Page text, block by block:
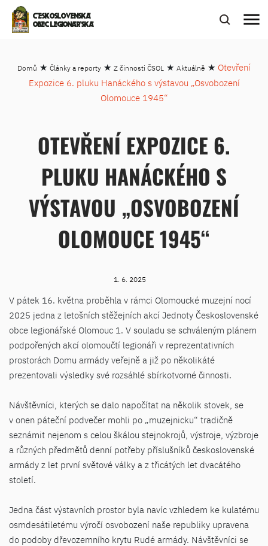
ČESKOSLOVENSKÁ
OBEC LEGIONÁŘSKÁ
menu
Domů ★ Články a reporty ★ Z činnosti ČSOL ★ Aktuálně ★ Otevření
Expozice 6. pluku Hanáckého s výstavou „Osvobození
Olomouce 1945“
OTEVŘENÍ EXPOZICE 6.
PLUKU HANÁCKÉHO S
VÝSTAVOU „OSVOBOZENÍ
OLOMOUCE 1945“
1. 6. 2025
V pátek 16. května proběhla v rámci Olomoucké muzejní nocí
2025 jedna z letošních stěžejních akcí Jednoty Československé
obce legionářské Olomouc 1. V souladu se schváleným plánem
podpořených akcí olomoučtí legionáři v reprezentativních
prostorách Domu armády veřejně a již po několikáté
prezentovali výsledky své rozsáhlé sbírkotvorné činnosti.
Návštěvníci, kterých se dalo napočítat na několik stovek, se
v onen páteční podvečer mohli po „muzejnicku“ tradičně
seznámit nejenom s celou škálou stejnokrojů, výstroje, výzbroje
a různých předmětů denní potřeby příslušníků československé
armády z let první světové války a z třicátých let dvacátého
století.
Jedna část výstavních prostor byla navíc vzhledem ke kulatému
osmdesátiletému výročí osvobození naše republiky upravena
do podoby dřevozemního krytu Rudé armády. Návštěvníci se